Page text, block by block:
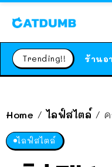
Trending!!
Home / ไลฟ์สไตล์ / คลิ
ไลฟ์สไตล์